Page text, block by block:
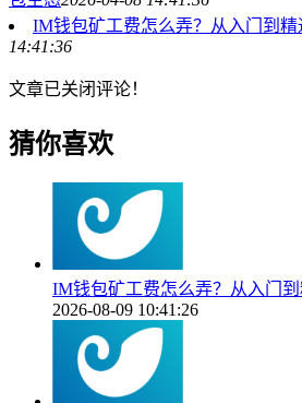
IM钱包矿工费怎么弄？从入门到
14:41:36
文章已关闭评论！
猜你喜欢
IM钱包矿工费怎么弄？从入门
2026-08-09 10:41:26